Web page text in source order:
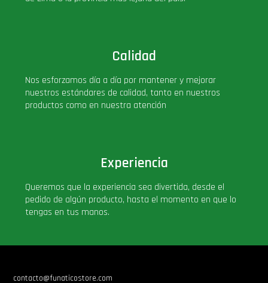
Calidad
Nos esforzamos día a día por mantener y mejorar
nuestros estándares de calidad, tanto en nuestros
productos como en nuestra atención
Experiencia
Queremos que la experiencia sea divertida, desde el
pedido de algún producto, hasta el momento en que lo
tengas en tus manos.
contacto@funaticostore.com